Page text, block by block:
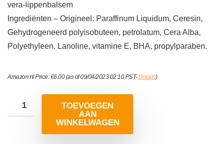
vera-lippenbalsem
Ingrediënten – Origineel: Paraffinum Liquidum, Ceresin,
Gehydrogeneerd polyisobuteen, petrolatum, Cera Alba,
Polyethyleen. Lanoline, vitamine E, BHA, propylparaben.
Amazon.nl Price:€6.00(as of 09/04/2023 02:10 PST-Details)
TOEVOEGEN
AAN
WINKELWAGEN